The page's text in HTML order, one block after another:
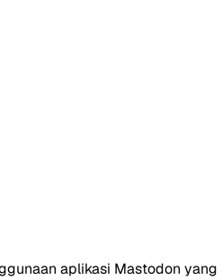
aplikasi Mastodon yang